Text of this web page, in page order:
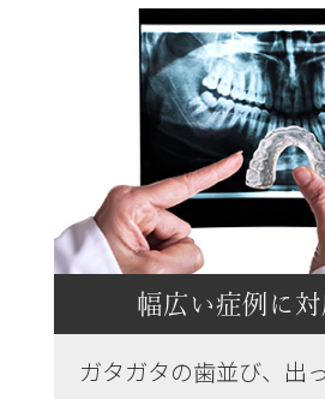
幅広い症例に
ガタガタの歯並び、出